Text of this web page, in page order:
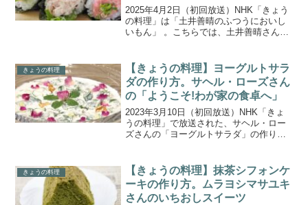
2025年4月2日（初回放送）NHK「きょう
の料理」は「土井善晴のふつうにおいし
いもん」 。こちらでは、土井善晴さんの
きずし」。特別な食材でなくても、おい
しい酢飯と身近な...
きょうの料理
【きょうの料理】ヨーグルトサラ
ダの作り方。サヘル・ローズさん
の「ようこそ!わが家の食卓へ」
2023年3月10日（初回放送）NHK「きょ
うの料理」で放送された、サヘル・ロー
ズさんの「ヨーグルトサラダ」の作り方
卓へ」 。日本でも入手しやすいなすやそ
ら豆などの...
きょうの料理
【きょうの料理】抹茶シフォンケ
ーキの作り方。ムラヨシマサユキ
さんのいちおしスイーツ